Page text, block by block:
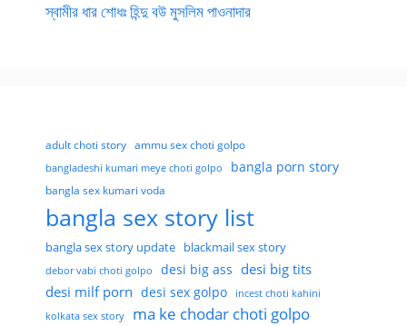
স্বামীর ধার শোধঃ হিন্দু বউ মুসলিম পাওনাদার
adult choti story ammu sex choti golpo
bangladeshi kumari meye choti golpo bangla porn story
bangla sex kumari voda
bangla sex story list
bangla sex story update blackmail sex story
debor vabi choti golpo desi big ass desi big tits
desi milf porn desi sex golpo incest choti kahini
kolkata sex story ma ke chodar choti golpo